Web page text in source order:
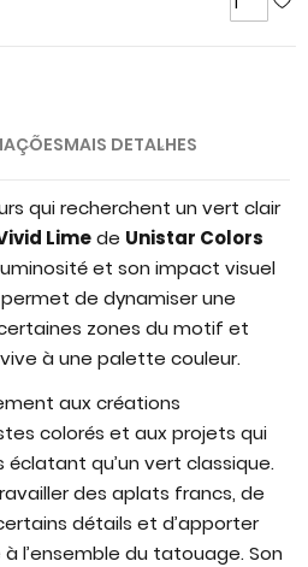
MAIS DETALHES
qui recherchent un vert clair
Limede Unistar Colors
et son impact visuel
de dynamiser une
zones du motif et
à une palette couleur.
aux créations
colorés et aux projets qui
qu’un vert classique.
des aplats francs, de
détails et d’apporter
l’ensemble du tatouage. Son